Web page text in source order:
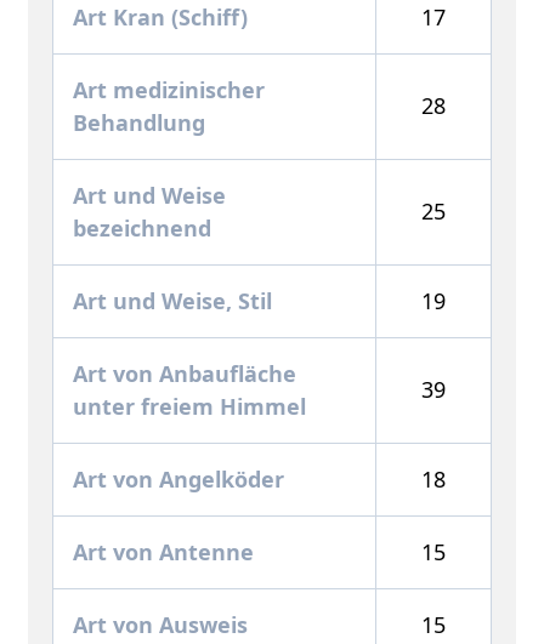
Art Kran (Schiff) 17
Art medizinischer
Behandlung
28
Art und Weise
bezeichnend
25
Art und Weise, Stil 19
Art von Anbaufläche
unter freiem Himmel
39
Art von Angelköder 18
Art von Antenne 15
Art von Ausweis 15